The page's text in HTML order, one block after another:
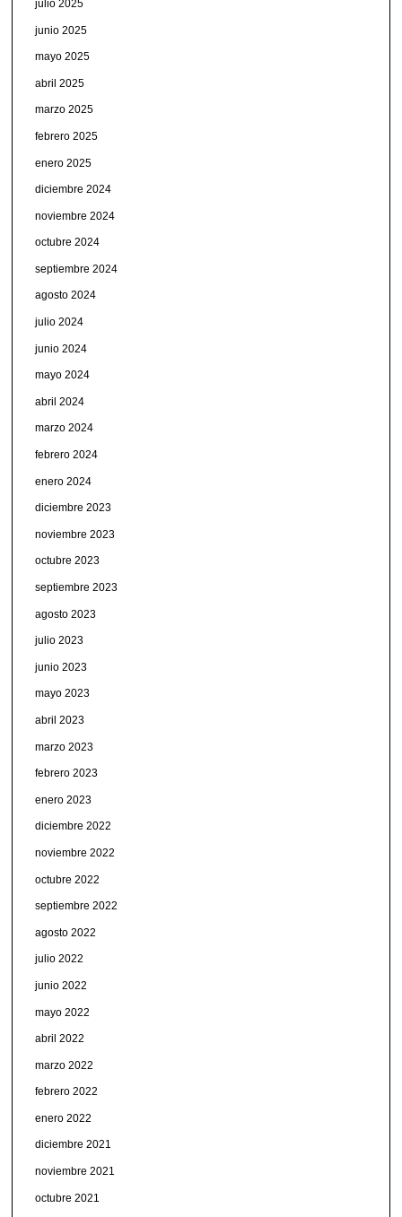
julio 2025
junio 2025
mayo 2025
abril 2025
marzo 2025
febrero 2025
enero 2025
diciembre 2024
noviembre 2024
octubre 2024
septiembre 2024
agosto 2024
julio 2024
junio 2024
mayo 2024
abril 2024
marzo 2024
febrero 2024
enero 2024
diciembre 2023
noviembre 2023
octubre 2023
septiembre 2023
agosto 2023
julio 2023
junio 2023
mayo 2023
abril 2023
marzo 2023
febrero 2023
enero 2023
diciembre 2022
noviembre 2022
octubre 2022
septiembre 2022
agosto 2022
julio 2022
junio 2022
mayo 2022
abril 2022
marzo 2022
febrero 2022
enero 2022
diciembre 2021
noviembre 2021
octubre 2021